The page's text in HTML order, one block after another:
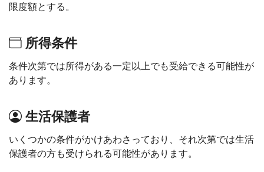
限度額とする。
所得条件
条件次第では所得がある一定以上でも受給できる可能性が
あります。
生活保護者
いくつかの条件がかけあわさっており、それ次第では生活
保護者の方も受けられる可能性があります。